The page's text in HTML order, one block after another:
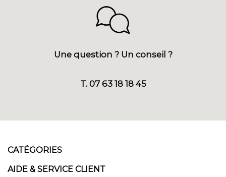
Une question ? Un conseil ?
T. 07 63 18 18 45
CATÉGORIES
AIDE & SERVICE CLIENT